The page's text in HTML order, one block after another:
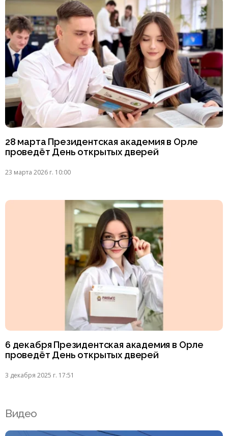
28 марта Президентская академия в Орле
проведёт День открытых дверей
23 марта 2026 г. 10:00
6 декабря Президентская академия в Орле
проведёт День открытых дверей
3 декабря 2025 г. 17:51
Видео